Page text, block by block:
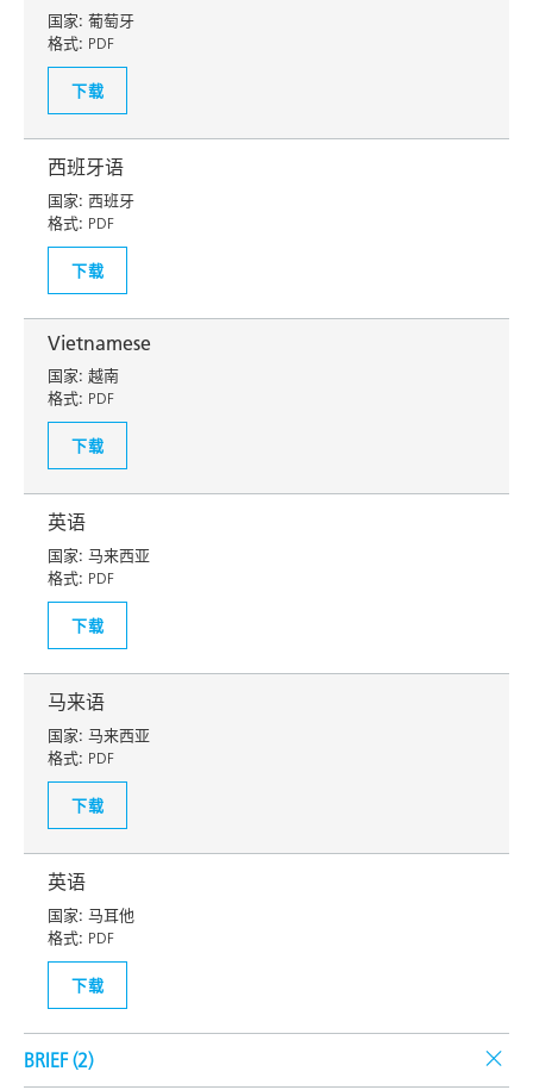
国家: 葡萄牙
格式: PDF
下载
西班牙语
国家: 西班牙
格式: PDF
下载
Vietnamese
国家: 越南
格式: PDF
下载
英语
国家: 马来西亚
格式: PDF
下载
马来语
国家: 马来西亚
格式: PDF
下载
英语
国家: 马耳他
格式: PDF
下载
BRIEF (2)